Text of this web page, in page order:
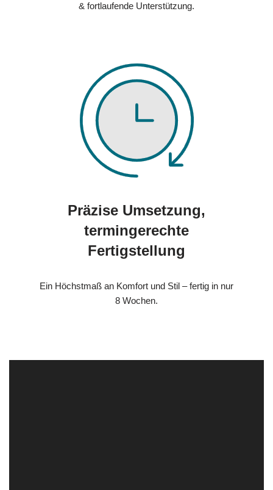
& fortlaufende Unterstützung.
Präzise Umsetzung,
termingerechte
Fertigstellung
Ein Höchstmaß an Komfort und Stil – fertig in nur
8 Wochen.